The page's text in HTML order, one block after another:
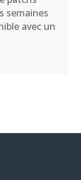
semaines
avec un